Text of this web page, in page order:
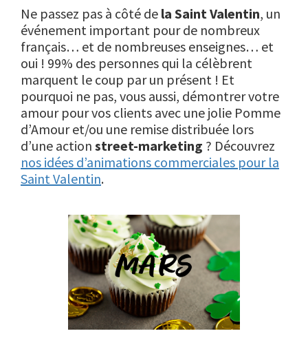
Ne passez pas à côté de la Saint Valentin, un
événement important pour de nombreux
français… et de nombreuses enseignes… et
oui ! 99% des personnes qui la célèbrent
marquent le coup par un présent ! Et
pourquoi ne pas, vous aussi, démontrer votre
amour pour vos clients avec une jolie Pomme
d’Amour et/ou une remise distribuée lors
d’une action street-marketing ? Découvrez
nos idées d’animations commerciales pour la
Saint Valentin.